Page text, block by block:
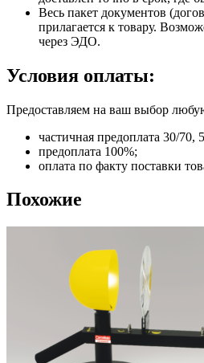
Весь пакет документов
прилагается к товару.
через ЭДО.
Условия оплаты:
Предоставляем на ваш выбор
частичная предоплата 30/70,
предоплата 100%;
оплата по факту поставки
Похожие